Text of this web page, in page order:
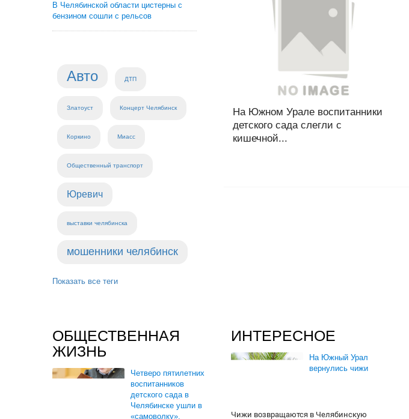
В Челябинской области цистерны с
бензином сошли с рельсов
Авто ДТП
Златоуст Концерт Челябинск
Коркино Миасс
Общественный транспорт
Юревич
выставки челябинска
мошенники челябинск
Показать все теги
На Южном Урале воспитанники
детского сада слегли с
кишечной...
ОБЩЕСТВЕННАЯ
ЖИЗНЬ
Четверо пятилетних
воспитанников
детского сада в
Челябинске ушли в
«самоволку».
ИНТЕРЕСНОЕ
На Южный Урал
вернулись чижи
Чижи возвращаются в Челябинскую